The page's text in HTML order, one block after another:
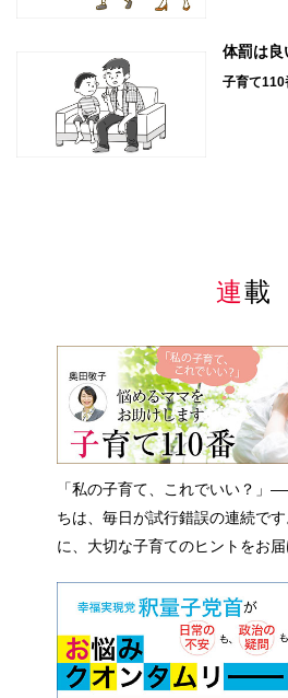
体罰は良
子育て110
連載
「私の子育て、これでいい？」
ちは、毎日が試行錯誤の連続で
に、大切な子育てのヒントをお届